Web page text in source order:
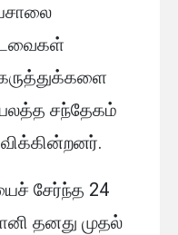
சந்தேகம்
சேர்ந்த 24
தனது முதல்